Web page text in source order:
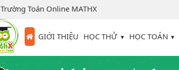
Trường Toán Online MATHX
GIỚI THIỆU HỌC THỬ HỌC TOÁN